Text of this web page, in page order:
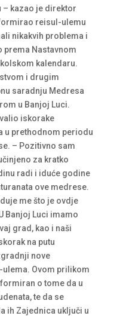
– kazao je direktor
reisul-ulemu
nikakvih problema i
prema Nastavnom
kalendaru.
i drugim
saradnju Medresa
u Banjoj Luci.
iskorake
u prethodnom periodu
– Pozitivno sam
za kratko
radi i iduće godine
ove medrese.
me što je ovdje
Banjoj Luci imamo
grad, kao i naši
na putu
nove
Ovom prilikom
o tome da u
te da se
ih Zajednica uključi u